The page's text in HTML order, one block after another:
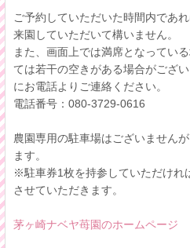
ご予約していただいた時間内であ
来園していただいて構いません。
また、画面上では満席となってい
ては若干の空きがある場合がござ
にお電話よりご連絡ください。
電話番号：080-3729-0616
農園専用の駐車場はございません
ます。
※駐車券1枚を持参していただけれ
させていただきます。
茅ヶ崎ナベヤ苺園のホームページ